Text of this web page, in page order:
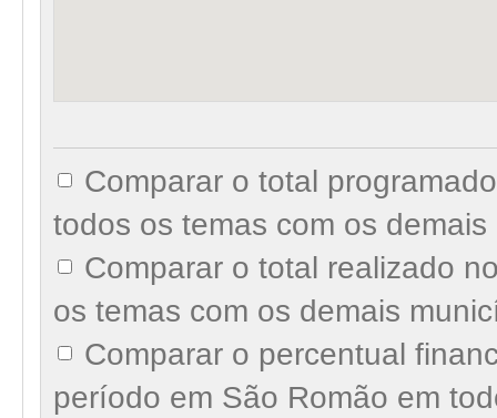
Comparar o total
todos os temas com os
Comparar o total realizado
os temas com os demais
Comparar o percentual
período em São Romão em